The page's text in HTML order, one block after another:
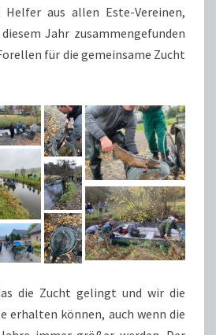
Helfer aus allen Este-Vereinen,
Jahr zusammengefunden
für die gemeinsame Zucht
die Zucht gelingt und wir die
erhalten können, auch wenn die